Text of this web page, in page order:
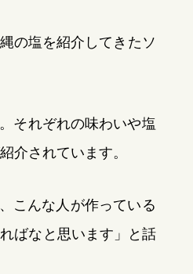
の塩を紹介してきたソ
それぞれの味わいや塩
介されています。
こんな人が作っている
ばなと思います」と話